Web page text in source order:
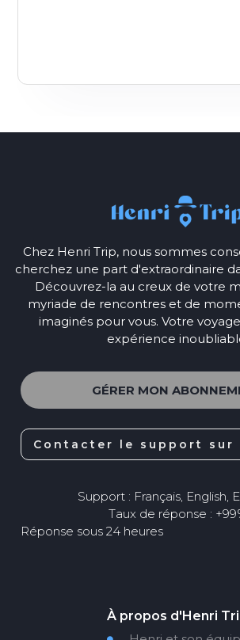
Chez Henri Trip, nous sommes
cherchez une part d'extraordinaire
Découvrez-la au creux de votre
myriade de rencontres et de
imaginés pour vous. Votre
expérience
GÉRER MON
Contacter le support sur
Support : Français, English,
Taux de réponse :
Réponse sous 24 heures
À propos d'Henri